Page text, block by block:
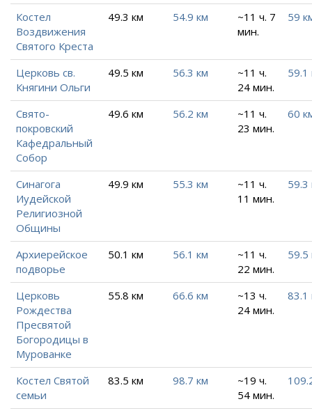
Костел
Воздвижения
Святого Креста
49.3 км 54.9 км
~11 ч. 7
мин.
59
Церковь св.
Княгини Ольги
49.5 км 56.3 км
~11 ч.
24 мин.
59.1
Свято-
покровский
Кафедральный
Собор
49.6 км 56.2 км
~11 ч.
23 мин.
60
Синагога
Иудейской
Религиозной
Общины
49.9 км 55.3 км
~11 ч.
11 мин.
59.3
Архиерейское
подворье
50.1 км 56.1 км
~11 ч.
22 мин.
59.5
Церковь
Рождества
Пресвятой
Богородицы в
Мурованке
55.8 км 66.6 км
~13 ч.
24 мин.
83.1
Костел Святой
семьи
83.5 км 98.7 км
~19 ч.
54 мин.